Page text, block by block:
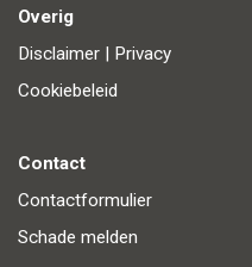
Overig
Disclaimer | Privacy
Cookiebeleid
Contact
Contactformulier
Schade melden